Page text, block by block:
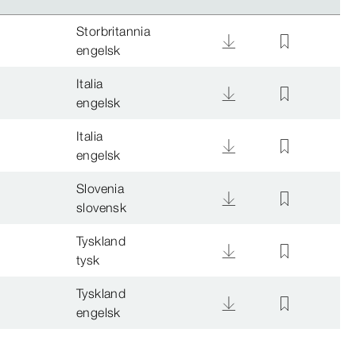
Storbritannia
engelsk
Italia
engelsk
Italia
engelsk
Slovenia
slovensk
Tyskland
tysk
Tyskland
engelsk